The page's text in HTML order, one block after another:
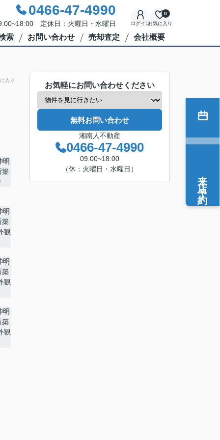
0466-47-4990
定休日：火曜日・水曜日 ログインお気に入り
0
索 お問い合わせ 売却査定 会社概要
入り
お気軽にお問い合わせください
無料お問い合わせ
湘南人不動産
0466-47-4990
09:00~18:00
（休：火曜日・水曜日）
来店予約